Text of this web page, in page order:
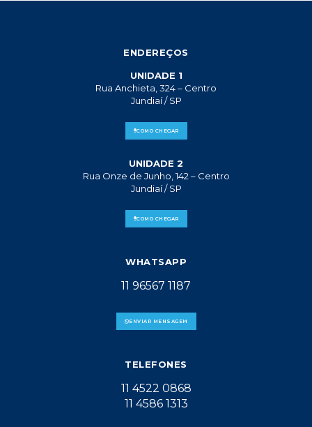
ENDEREÇOS
UNIDADE 1
Rua Anchieta, 324 – Centro
Jundiaí / SP
COMO CHEGAR
UNIDADE 2
Rua Onze de Junho, 142 – Centro
Jundiaí / SP
COMO CHEGAR
WHATSAPP
11 96567 1187
ENVIAR MENSAGEM
TELEFONES
11 4522 0868
11 4586 1313